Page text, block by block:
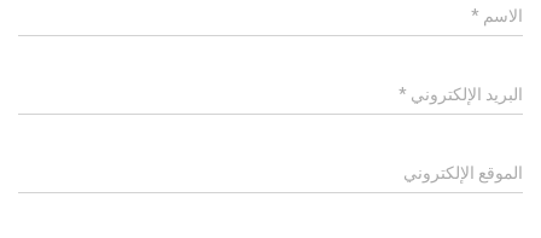
الاسم *
البريد الإلكتروني *
الموقع الإلكتروني